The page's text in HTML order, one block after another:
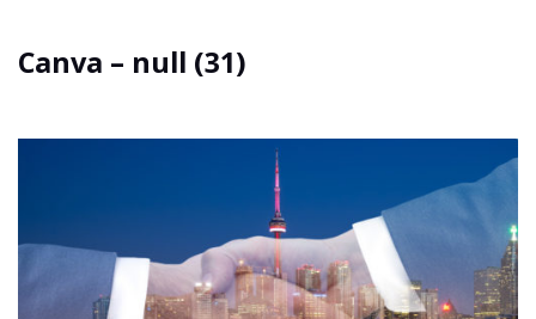
Canva – null (31)